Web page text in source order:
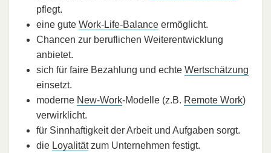
pflegt.
eine gute Work-Life-Balance ermöglicht.
Chancen zur beruflichen Weiterentwicklung
anbietet.
sich für faire Bezahlung und echte Wertschätzung
einsetzt.
moderne New-Work-Modelle (z.B. Remote Work)
verwirklicht.
für Sinnhaftigkeit der Arbeit und Aufgaben sorgt.
die Loyalitätzum Unternehmen festigt.